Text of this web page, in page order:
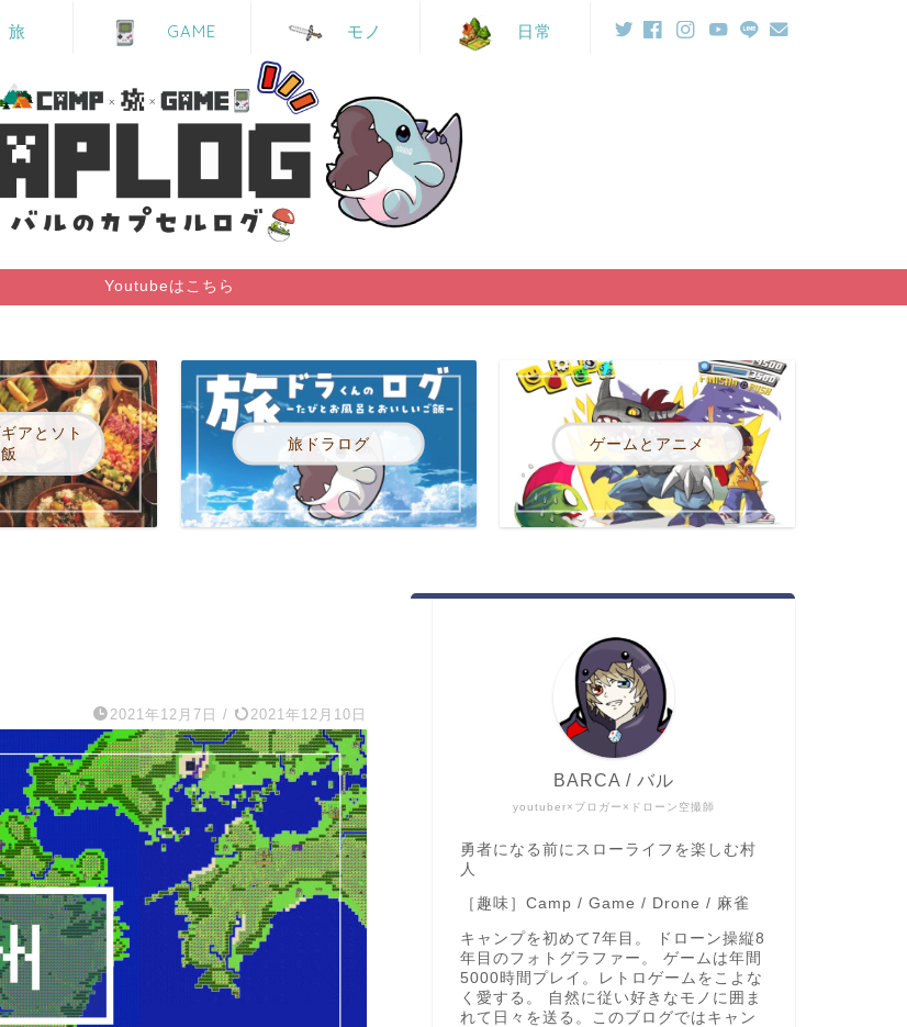
旅 GAME モノ 日常
Youtubeはこちら
アとソト
飯
旅ドラログ ゲームとアニメ
2021年12月7日 / 2021年12月10日
youtuber×ブロガー×ドローン空撮師
BARCA / バル
勇者になる前にスローライフを楽しむ村
人
［趣味］Camp / Game / Drone / 麻雀
キャンプを初めて7年目。 ドローン操縦8
年目のフォトグラファー。 ゲームは年間
5000時間プレイ。レトロゲームをこよな
く愛する。 自然に従い好きなモノに囲ま
れて日々を送る。このブログではキャン